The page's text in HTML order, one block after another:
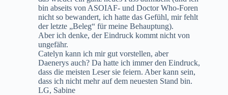
bin abseits von ASOIAF- und Doctor Who-Foren
nicht so bewandert, ich hatte das Gefühl, mir fehlt
der letzte „Beleg“ für meine Behauptung).
Aber ich denke, der Eindruck kommt nicht von
ungefähr.
Catelyn kann ich mir gut vorstellen, aber
Daenerys auch? Da hatte ich immer den Eindruck,
dass die meisten Leser sie feiern. Aber kann sein,
dass ich nicht mehr auf dem neuesten Stand bin.
LG, Sabine